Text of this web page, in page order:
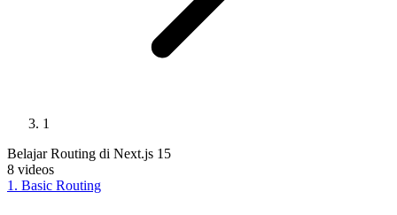
1
Belajar Routing di Next.js 15
8 videos
1 . Basic Routing